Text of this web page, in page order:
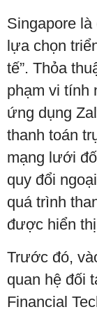
Singapore
lựa chọn
tế”. Thỏa
phạm vi tính
ứng dụng
thanh toán
mạng lưới
quy đổi
quá trình
được hiển
Trước đó,
quan hệ đối
Financial